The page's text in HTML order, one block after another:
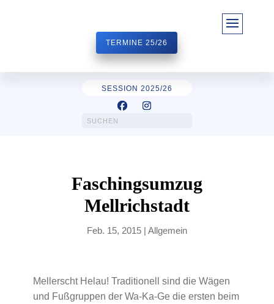
TERMINE 25/26
SESSION 2025/26
Faschingsumzug
Mellrichstadt
Feb. 15, 2015| Allgemein
Mellerscht Helau! Traditionell sind die Wägen
und Fußgruppen der Wa-Ka-Ge die ersten beim